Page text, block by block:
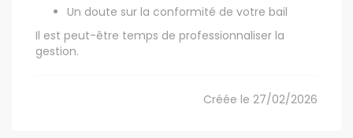
Un doute sur la conformité de votre bail
Il est peut-être temps de professionnaliser la
gestion.
Créée le 27/02/2026